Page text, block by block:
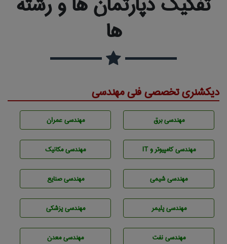
ها
دیکشنری تخصصی فنی مهندسی
مهندسی برق مهندسی عمران
مهندسی كامپيوتر و IT مهندسی مکانیک
مهندسي شيمی مهندسی صنايع
مهندسی پليمر مهندسی پزشکی
مهندسی نفت مهندسی معدن